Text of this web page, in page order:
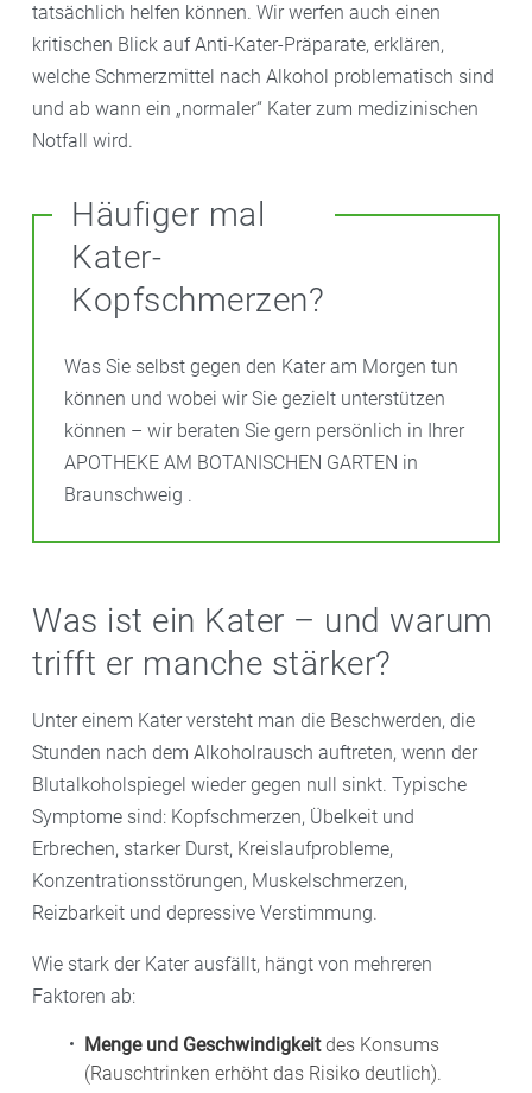
tatsächlich helfen können. Wir werfen auch einen
kritischen Blick auf Anti-Kater-Präparate, erklären,
welche Schmerzmittel nach Alkohol problematisch sind
und ab wann ein „normaler“ Kater zum medizinischen
Notfall wird.
Häufiger mal
Kater-
Kopfschmerzen?
Was Sie selbst gegen den Kater am Morgen tun
können und wobei wir Sie gezielt unterstützen
können – wir beraten Sie gern persönlich in Ihrer
APOTHEKE AM BOTANISCHEN GARTEN in
Braunschweig .
Was ist ein Kater – und warum
trifft er manche stärker?
Unter einem Kater versteht man die Beschwerden, die
Stunden nach dem Alkoholrausch auftreten, wenn der
Blutalkoholspiegel wieder gegen null sinkt. Typische
Symptome sind: Kopfschmerzen, Übelkeit und
Erbrechen, starker Durst, Kreislaufprobleme,
Konzentrationsstörungen, Muskelschmerzen,
Reizbarkeit und depressive Verstimmung.
Wie stark der Kater ausfällt, hängt von mehreren
Faktoren ab:
Menge und Geschwindigkeitdes Konsums
(Rauschtrinken erhöht das Risiko deutlich).